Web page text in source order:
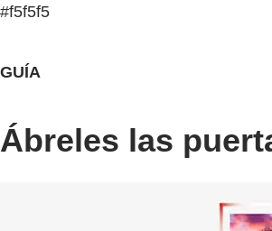
#f5f5f5
GUÍA
Ábreles las